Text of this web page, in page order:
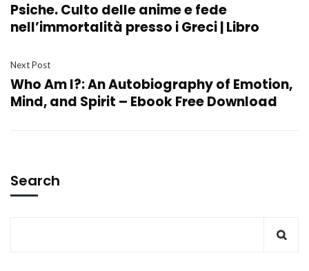
Psiche. Culto delle anime e fede
nell’immortalità presso i Greci | Libro
Next Post
Who Am I?: An Autobiography of Emotion,
Mind, and Spirit – Ebook Free Download
Search